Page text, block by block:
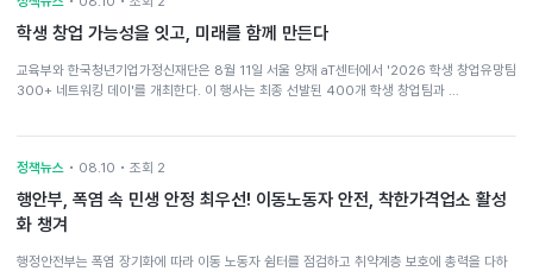
학생 창업 가능성을 잇고, 미래를 함께 만든다
교육부와 한국청년기업가정신재단은 8월 11일 서울 양재 aT센터에서 '2026 학생 창업유망팀
300+ 네트워킹 데이'를 개최한다. 이 행사는 최종 선발된 400개 학생 창업팀과 …
정책뉴스 • 08.10 • 조회 2
행안부, 폭염 속 민생 안정 최우선! 이동노동자 안전, 착한가격업소 활성
화 챙겨
행정안전부는 폭염 장기화에 따라 이동 노동자 쉼터를 점검하고 취약계층 보호에 총력을 다하